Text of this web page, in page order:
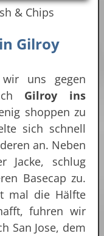
& Chips
Gilroy
uns gegen
Gilroy ins
shoppen zu
sich schnell
an. Neben
Jacke, schlug
Basecap zu.
mal die Hälfte
fuhren wir
San Jose, dem